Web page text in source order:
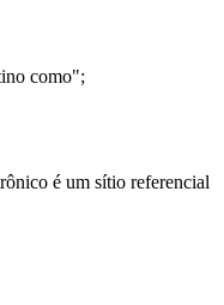
como";
é um sítio referencial